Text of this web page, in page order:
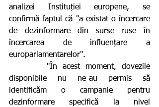
analizei Instituției europene, se
confirmă faptul că "a existat o încercare
de dezinformare din surse ruse în
încercarea de influențare a
europarlamentarelor".
disponibile nu ne-au permis să
identificăm o campanie pentru
dezinformare specifică la nivel